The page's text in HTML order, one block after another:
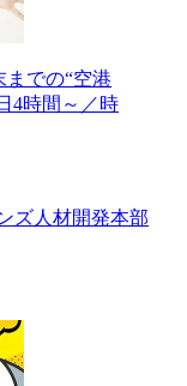
までの“空港
4時間～／時
ズ人材開発本部